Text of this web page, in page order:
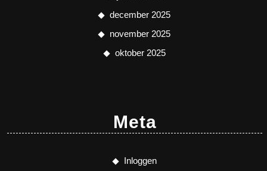
december 2025
november 2025
oktober 2025
Meta
Inloggen